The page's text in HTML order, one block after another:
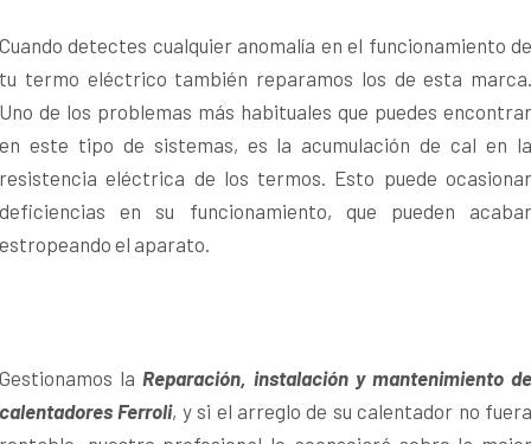
Cuando detectes cualquier anomalía en el funcionamiento de
tu termo eléctrico también reparamos los de esta marca.
Uno de los problemas más habituales que puedes encontrar
en este tipo de sistemas, es la acumulación de cal en la
resistencia eléctrica de los termos. Esto puede ocasionar
deficiencias en su funcionamiento, que pueden acabar
estropeando el aparato.
Gestionamos laReparación, instalación y mantenimiento
calentadores Ferroli, y si el arreglo de su calentador no